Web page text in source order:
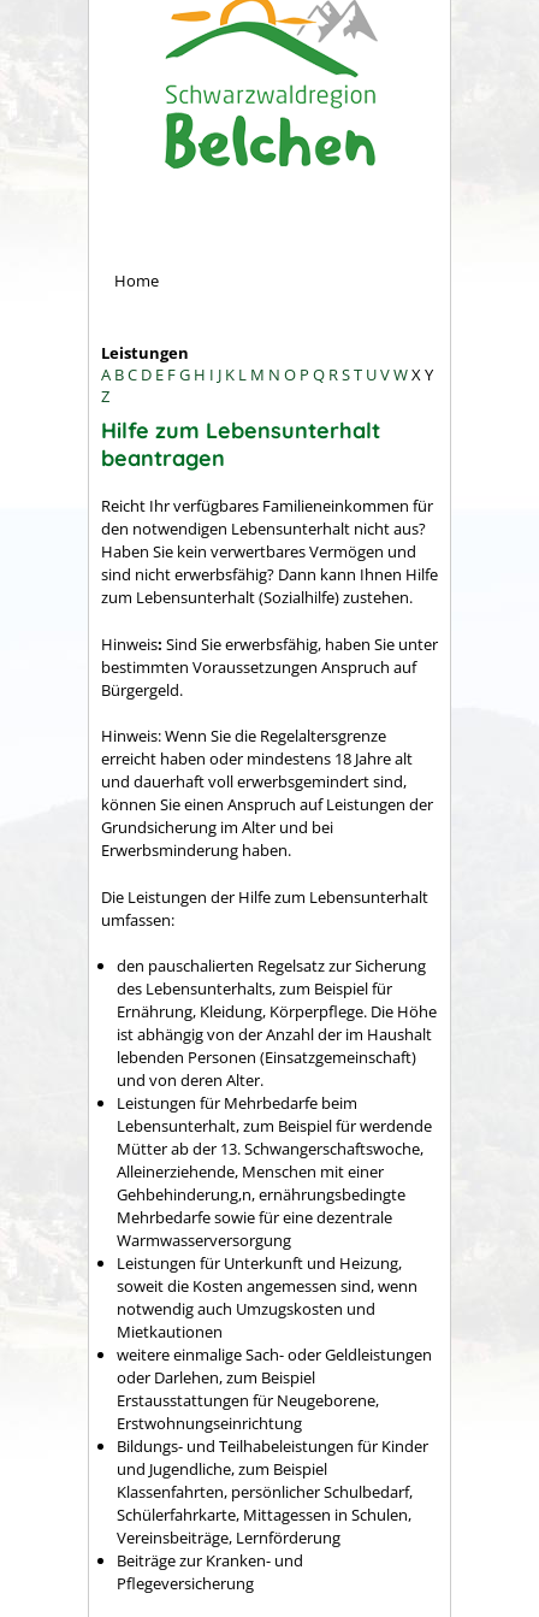
Home
Leistungen
A BC D E FG H I J K L M N O P Q RST UVWXY
Z
Hilfe zum Lebensunterhalt
beantragen
Reicht Ihr verfügbares Familieneinkommen für
den notwendigen Lebensunterhalt nicht aus?
Haben Sie kein verwertbares Vermögen und
sind nicht erwerbsfähig? Dann kann Ihnen Hilfe
zum Lebensunterhalt (Sozialhilfe) zustehen.
Hinweis: Sind Sie erwerbsfähig, haben Sie unter
bestimmten Voraussetzungen Anspruch auf
Bürgergeld.
Hinweis: Wenn Sie die Regelaltersgrenze
erreicht haben oder mindestens 18 Jahre alt
und dauerhaft voll erwerbsgemindert sind,
können Sie einen Anspruch auf Leistungen der
Grundsicherung im Alter und bei
Erwerbsminderung haben.
Die Leistungen der Hilfe zum Lebensunterhalt
umfassen:
den pauschalierten Regelsatz zur Sicherung
des Lebensunterhalts, zum Beispiel für
Ernährung, Kleidung, Körperpflege. Die Höhe
ist abhängig von der Anzahl der im Haushalt
lebenden Personen (Einsatzgemeinschaft)
und von deren Alter.
Leistungen für Mehrbedarfe beim
Lebensunterhalt, zum Beispiel für werdende
Mütter ab der 13. Schwangerschaftswoche,
Alleinerziehende, Menschen mit einer
Gehbehinderung,n, ernährungsbedingte
Mehrbedarfe sowie für eine dezentrale
Warmwasserversorgung
Leistungen für Unterkunft und Heizung,
soweit die Kosten angemessen sind, wenn
notwendig auch Umzugskosten und
Mietkautionen
weitere einmalige Sach- oder Geldleistungen
oder Darlehen, zum Beispiel
Erstausstattungen für Neugeborene,
Erstwohnungseinrichtung
Bildungs- und Teilhabeleistungen für Kinder
und Jugendliche, zum Beispiel
Klassenfahrten, persönlicher Schulbedarf,
Schülerfahrkarte, Mittagessen in Schulen,
Vereinsbeiträge, Lernförderung
Beiträge zur Kranken- und
Pflegeversicherung